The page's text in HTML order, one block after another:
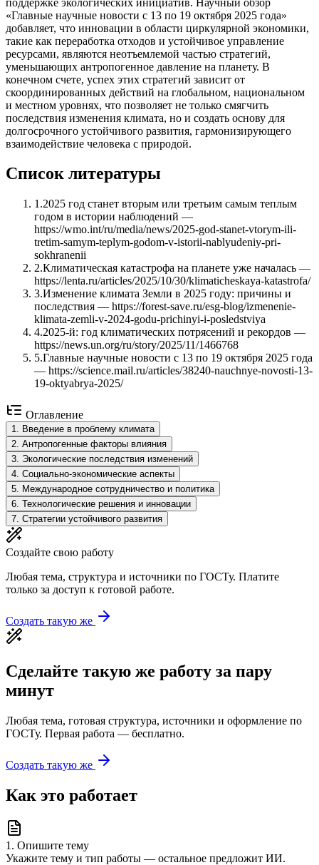
«Главные научные новости с 13 по 19 октября 2025 года»
добавляет, что инновации в области циркулярной экономики,
такие как переработка отходов и устойчивое управление
ресурсами, являются неотъемлемой частью стратегий,
уменьшающих антропогенное давление на планету. В
конечном счете, успех этих стратегий зависит от
скоординированных действий на глобальном, национальном
и местном уровнях, что позволяет не только смягчить
последствия изменения климата, но и создать основу для
долгосрочного устойчивого развития, гармонизирующего
взаимодействие человека с природой.
Список литературы
1 .2025 год станет вторым или третьим самым теплым
годом в истории наблюдений —
https://wmo.int/ru/media/news/2025-god-stanet-vtorym-ili-
tretim-samym-teplym-godom-v-istorii-nablyudeniy-pri-
sokhranenii
2.Климатическая катастрофа на планете уже началась —
https://lenta.ru/articles/2025/10/30/klimaticheskaya-katastrofa/
3.Изменение климата Земли в 2025 году: причины и
последствия — https://forest-save.ru/esg-blog/izmenenie-
klimata-zemli-v-2024-godu-prichinyi-i-posledstviya
4.2025-й: год климатических потрясений и рекордов —
https://news.un.org/ru/story/2025/11/1466768
5.Главные научные новости с 13 по 19 октября 2025 года
— https://science.mail.ru/articles/38240-nauchnye-novosti-13-
19-oktyabrya-2025/
Оглавление
1. Введение в проблему климата
2. Антропогенные факторы влияния
3. Экологические последствия изменений
4. Социально-экономические аспекты
5. Международное сотрудничество и политика
6. Технологические решения и инновации
7. Стратегии устойчивого развития
Создайте свою работу
Любая тема, структура и источники по ГОСТу. Платите
только за доступ к готовой работе.
Создать такую же
Сделайте такую же работу за пару
минут
Любая тема, готовая структура, источники и оформление по
ГОСТу. Первая работа — бесплатно.
Создать такую же
Как это работает
1 . Опишите тему
Укажите тему и тип работы — остальное предложит ИИ.